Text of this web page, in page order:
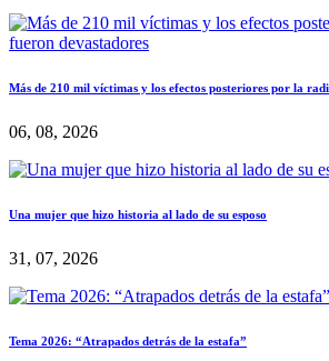
Más de 210 mil víctimas y los efectos posteriores por la
06, 08, 2026
Una mujer que hizo historia al lado de su esposo
31, 07, 2026
Tema 2026: “Atrapados detrás de la estafa”